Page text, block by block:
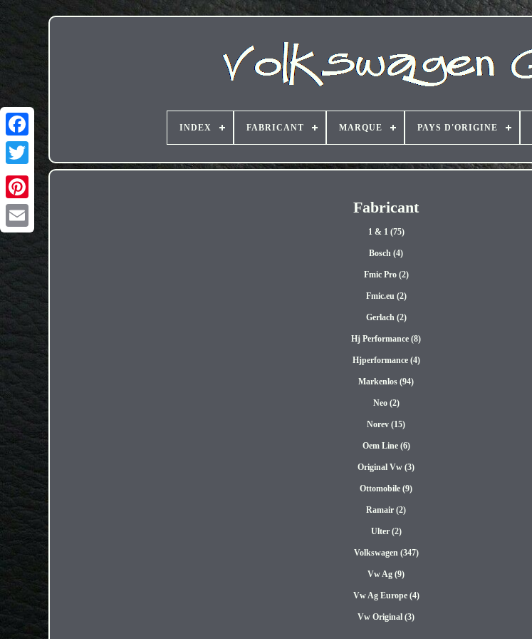
INDEX FABRICANT MARQUE PAYS D'ORIGINE
Fabricant
1 & 1 (75)
Bosch (4)
Fmic Pro (2)
Fmic.eu (2)
Gerlach (2)
Hj Performance (8)
Hjperformance (4)
Markenlos (94)
Neo (2)
Norev (15)
Oem Line (6)
Original Vw (3)
Ottomobile (9)
Ramair (2)
Ulter (2)
Volkswagen (347)
Vw Ag (9)
Vw Ag Europe (4)
Vw Original (3)